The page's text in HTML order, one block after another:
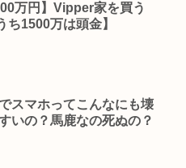
デルになった！”刺さる
衛隊公式😲
万円】Vipper家を買う
ち1500万は頭金】
スマホってこんなにも壊
いの？馬鹿なの死ぬの？